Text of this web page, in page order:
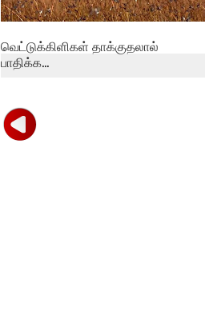
வெட்டுக்கிளிகள் தாக்குதலால்
பாதிக்க...